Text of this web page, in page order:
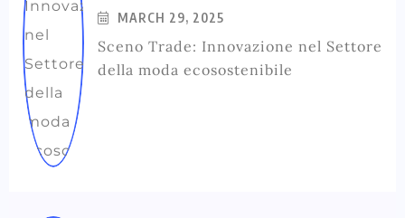
MARCH 29, 2025
Sceno Trade: Innovazione nel Settore
della moda ecosostenibile